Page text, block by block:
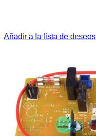
Añadir a la lista de deseos